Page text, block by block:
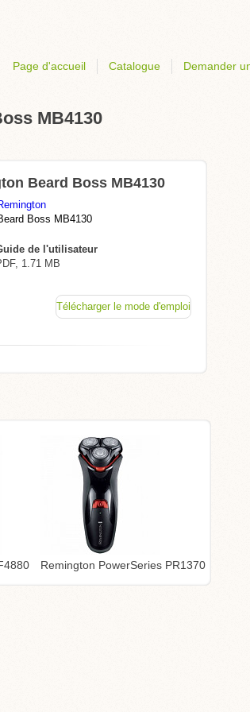
Page d'accueil Catalogue Demander
MB4130
Beard Boss MB4130
Boss MB4130
de l'utilisateur
1.71 MB
Télécharger le mode d'emploi
Remington PowerSeries PR1370